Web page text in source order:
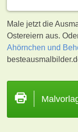
Male jetzt die
Ostereiern aus.
Ahörnchen und